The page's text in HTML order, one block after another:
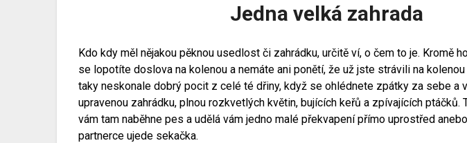
Jedna velká zahrada
Kdo kdy měl nějakou pěknou usedlost či zahrádku, určitě ví, o čem to je. Kromě
se lopotíte doslova na kolenou a nemáte ani ponětí, že už jste strávili na
taky neskonale dobrý pocit z celé té dřiny, když se ohlédnete zpátky za sebe a
upravenou zahrádku, plnou rozkvetlých květin, bujících keřů a zpívajících ptáčků.
vám tam naběhne pes a udělá vám jedno malé překvapení přímo uprostřed
partnerce ujede sekačka.